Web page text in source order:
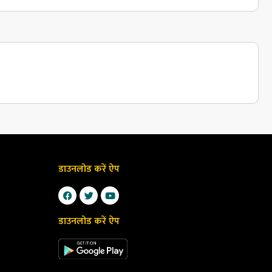
डाउनलोड करें ऐप
डाउनलोड करें ऐप